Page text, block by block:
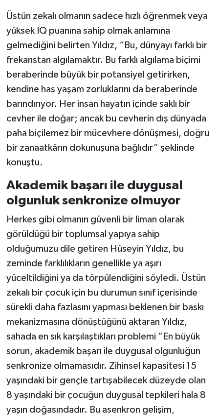
Üstün zekalı olmanın sadece hızlı öğrenmek veya
yüksek IQ puanına sahip olmak anlamına
gelmediğini belirten Yıldız, “Bu, dünyayı farklı bir
frekanstan algılamaktır. Bu farklı algılama biçimi
beraberinde büyük bir potansiyel getirirken,
kendine has yaşam zorluklarını da beraberinde
barındırıyor. Her insan hayatın içinde saklı bir
cevher ile doğar; ancak bu cevherin dış dünyada
paha biçilemez bir mücevhere dönüşmesi, doğru
bir zanaatkârın dokunuşuna bağlıdır” şeklinde
konuştu.
Akademik başarı ile duygusal
olgunluk senkronize olmuyor
Herkes gibi olmanın güvenli bir liman olarak
görüldüğü bir toplumsal yapıya sahip
olduğumuzu dile getiren Hüseyin Yıldız, bu
zeminde farklılıkların genellikle ya aşırı
yüceltildiğini ya da törpülendiğini söyledi. Üstün
zekalı bir çocuk için bu durumun sınıf içerisinde
sürekli daha fazlasını yapması beklenen bir baskı
mekanizmasına dönüştüğünü aktaran Yıldız,
sahada en sık karşılaştıkları problemi “En büyük
sorun, akademik başarı ile duygusal olgunluğun
senkronize olmamasıdır. Zihinsel kapasitesi 15
yaşındaki bir gençle tartışabilecek düzeyde olan
8 yaşındaki bir çocuğun duygusal tepkileri hala 8
yaşın doğasındadır. Bu asenkron gelişim,